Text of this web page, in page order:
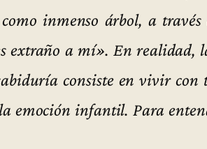
inmenso árbol, a
extraño a mí». En realidad,
consiste en vivir con
emoción infantil. Para